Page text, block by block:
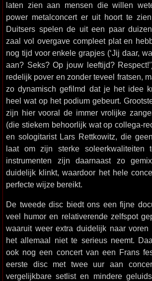
laten zien aan mensen die willen
power metalconcert er uit hoort te
Duitsers spelen de uit een paar
zaal vol overgave compleet plat en
nog tijd voor enkele grapjes (‘Jij daar,
aan? Seks? Op jouw leeftijd?
redelijk pover en zonder teveel fratsen,
zo dynamisch gefilmd dat je het idee
heel wat op het podium gebeurt.
zijn hier vooral de immer vrolijke
(die stiekem behoorlijk wat op collega-
en sologitarist Lars Rettkowitz, die
laat om zijn sterke soleerkwaliteiten
instrumenten zijn daarnaast zo
duidelijk klinkt, waardoor het hele
perfecte wijze bereikt.
De tweede disc biedt ons een fijne
veel humor en relativerende zelfspot
waaruit weer extra duidelijk naar
het allemaal niet te serieus neemt.
ook nog een concert van een Frans
eerste disc met twee uur aan
vergelijkbare setlist en mindere